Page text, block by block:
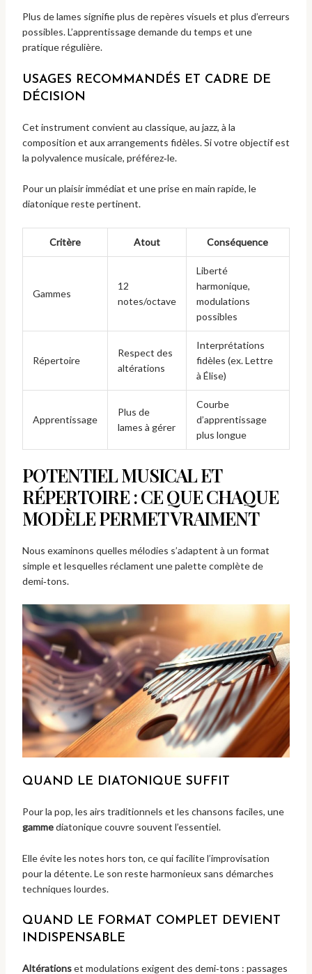
Plus de lames signifie plus de repères visuels et plus d’erreurs
possibles. L’apprentissage demande du temps et une
pratique régulière.
USAGES RECOMMANDÉS ET CADRE DE
DÉCISION
Cet instrument convient au classique, au jazz, à la
composition et aux arrangements fidèles. Si votre objectif est
la polyvalence musicale, préférez‑le.
Pour un plaisir immédiat et une prise en main rapide, le
diatonique reste pertinent.
Critère Atout Conséquence
Gammes
12
notes/octave
Liberté
harmonique,
modulations
possibles
Répertoire
Respect des
altérations
Interprétations
fidèles (ex. Lettre
à Élise)
Apprentissage
Plus de
lames à gérer
Courbe
d’apprentissage
plus longue
POTENTIEL MUSICAL ET
RÉPERTOIRE : CE QUE CHAQUE
MODÈLE PERMET VRAIMENT
Nous examinons quelles mélodies s’adaptent à un format
simple et lesquelles réclament une palette complète de
demi‑tons.
QUAND LE DIATONIQUE SUFFIT
Pour la pop, les airs traditionnels et les chansons faciles, une
gammediatonique couvre souvent l’essentiel.
Elle évite les notes hors ton, ce qui facilite l’improvisation
pour la détente. Le son reste harmonieux sans démarches
techniques lourdes.
QUAND LE FORMAT COMPLET DEVIENT
INDISPENSABLE
Altérationset modulations exigent des demi‑tons : passages